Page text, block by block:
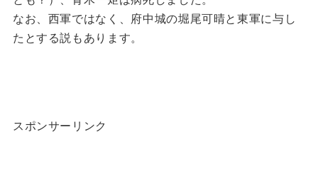
なお、西軍ではなく、府中城の堀尾可晴と東軍に与し
たとする説もあります。
スポンサーリンク